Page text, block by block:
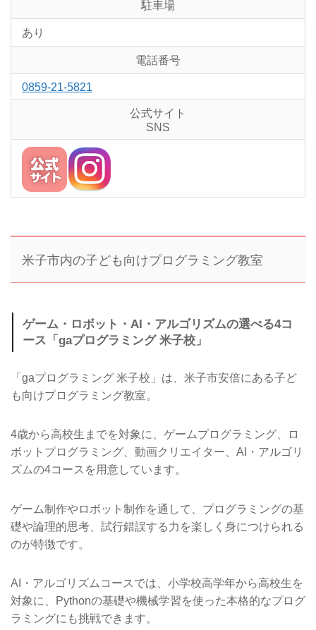
駐車場
あり
電話番号
0859-21-5821
公式サイト
SNS
米子市内の子ども向けプログラミング教室
ゲーム・ロボット・AI・アルゴリズムの選べる4コ
ース「gaプログラミング 米子校」
「gaプログラミング 米子校」は、米子市安倍にある子ど
も向けプログラミング教室。
4歳から高校生までを対象に、ゲームプログラミング、ロ
ボットプログラミング、動画クリエイター、AI・アルゴリ
ズムの4コースを用意しています。
ゲーム制作やロボット制作を通して、プログラミングの基
礎や論理的思考、試行錯誤する力を楽しく身につけられる
のが特徴です。
AI・アルゴリズムコースでは、小学校高学年から高校生を
対象に、Pythonの基礎や機械学習を使った本格的なプログ
ラミングにも挑戦できます。